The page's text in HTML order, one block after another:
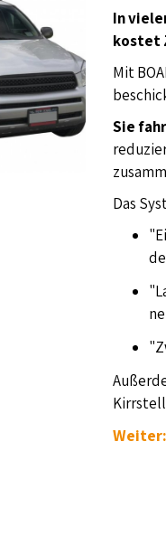
In
kostet
Mit
Sie
Das